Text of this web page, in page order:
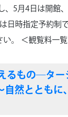
、5月4日は開館
日時指定予約制
い。 ＜観覧料
るもの―ター
自然とともに